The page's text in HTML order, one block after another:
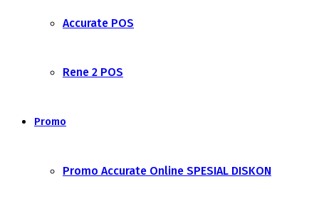
Accurate POS
Rene 2 POS
Promo
Promo Accurate Online SPESIAL DISKON